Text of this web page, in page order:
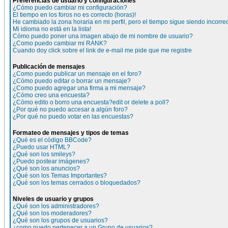
¿Cómo puedo cambiar mi configuración?
El tiempo en los foros no es correcto (horas)!
He cambiado la zona horaria en mi perfil, pero el tiempo sigue siendo
Mi idioma no está en la lista!
Cómo puedo poner una imagen abajo de mi nombre de usuario?
¿Como puedo cambiar mi RANK?
Cuando doy click sobre el link de e-mail me pide que me registre
Publicación de mensajes
¿Como puedo publicar un mensaje en el foro?
¿Cómo puedo editar o borrar un mensaje?
¿Como puedo agregar una firma a mi mensaje?
¿Cómo creo una encuesta?
¿Cómo edito o borro una encuesta?edit or delete a poll?
¿Por qué no puedo accesar a algún foro?
¿Por qué no puedo votar en las encuestas?
Formateo de mensajes y tipos de temas
¿Qué es el código BBCode?
¿Puedo usar HTML?
¿Qué son los smileys?
¿Puedo postear imágenes?
¿Qué son los anuncios?
¿Qué son los Temas Importantes?
¿Qué son los temas cerrados o bloquedados?
Niveles de usuario y grupos
¿Qué son los administradores?
¿Qué son los moderadores?
¿Qué son los grupos de usuarios?